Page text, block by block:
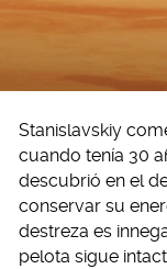
Stanislavskiy
cuando tenía 30
descubrió en el
conservar su
destreza es
pelota sigue